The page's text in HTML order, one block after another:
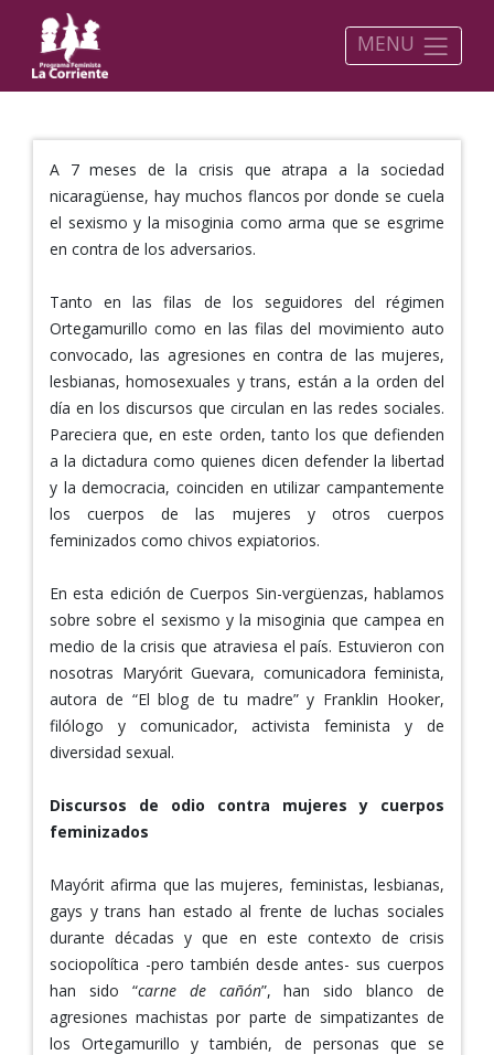
MENU
A 7 meses de la crisis que atrapa a la sociedad
nicaragüense, hay muchos flancos por donde se cuela
el sexismo y la misoginia como arma que se esgrime
en contra de los adversarios.
Tanto en las filas de los seguidores del régimen
Ortegamurillo como en las filas del movimiento auto
convocado, las agresiones en contra de las mujeres,
lesbianas, homosexuales y trans, están a la orden del
día en los discursos que circulan en las redes sociales.
Pareciera que, en este orden, tanto los que defienden
a la dictadura como quienes dicen defender la libertad
y la democracia, coinciden en utilizar campantemente
los cuerpos de las mujeres y otros cuerpos
feminizados como chivos expiatorios.
En esta edición de Cuerpos Sin-vergüenzas, hablamos
sobre sobre el sexismo y la misoginia que campea en
medio de la crisis que atraviesa el país. Estuvieron con
nosotras Maryórit Guevara, comunicadora feminista,
autora de “El blog de tu madre” y Franklin Hooker,
filólogo y comunicador, activista feminista y de
diversidad sexual.
Discursos de odio contra mujeres y cuerpos
feminizados
Mayórit afirma que las mujeres, feministas, lesbianas,
gays y trans han estado al frente de luchas sociales
durante décadas y que en este contexto de crisis
sociopolítica -pero también desde antes- sus cuerpos
han sido “carne de cañón”, han sido blanco de
agresiones machistas por parte de simpatizantes de
los Ortegamurillo y también, de personas que se